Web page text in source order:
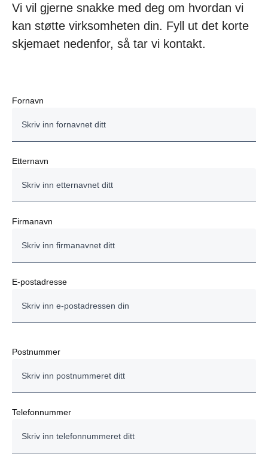
Vi vil gjerne snakke med deg om hvordan vi
kan støtte virksomheten din. Fyll ut det korte
skjemaet nedenfor, så tar vi kontakt.
Fornavn
Etternavn
Firmanavn
E-postadresse
Postnummer
Telefonnummer